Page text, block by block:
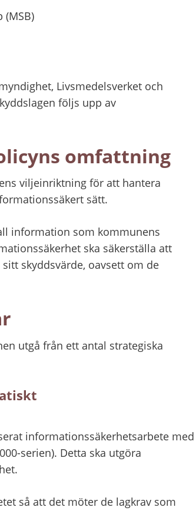
Livsmedelsverket och
följs upp av
omfattning
viljeinriktning för att hantera
sätt.
information som kommunens
ska säkerställa att
skyddsvärde, oavsett om de
utgå från ett antal strategiska
informationssäkerhetsarbete med
serien). Detta ska utgöra
så att det möter de lagkrav som